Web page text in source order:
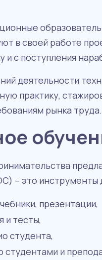
в своей работе
и с поступления
деятельности
практику,
рынка труда.
– это инструменты
презентации,
и тесты,
студента,
и